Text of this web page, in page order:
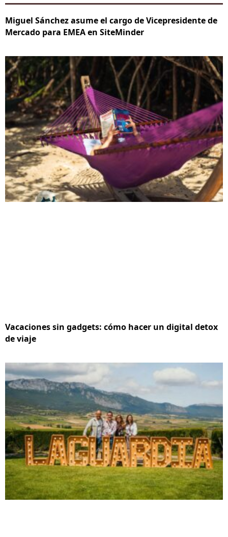
Miguel Sánchez asume el cargo de Vicepresidente de
Mercado para EMEA en SiteMinder
Vacaciones sin gadgets: cómo hacer un digital detox
de viaje